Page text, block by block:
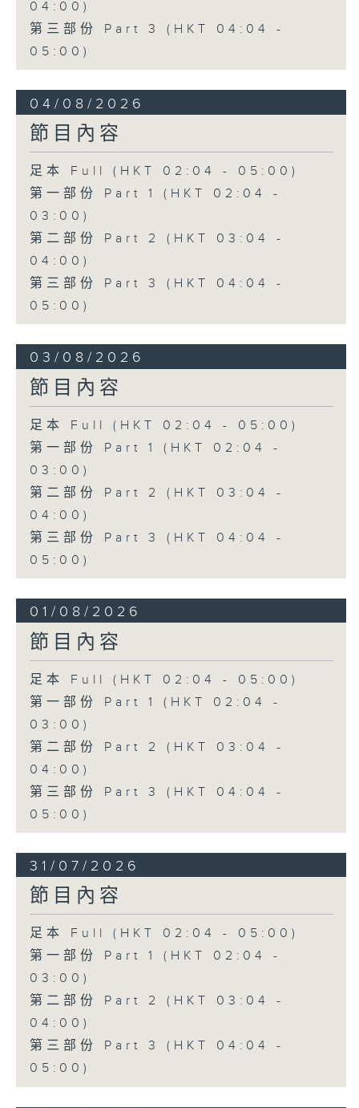
04:00)
第三部份 Part 3 (HKT 04:04 -
05:00)
04/08/2026
節目內容
足本 Full (HKT 02:04 - 05:00)
第一部份 Part 1 (HKT 02:04 -
03:00)
第二部份 Part 2 (HKT 03:04 -
04:00)
第三部份 Part 3 (HKT 04:04 -
05:00)
03/08/2026
節目內容
足本 Full (HKT 02:04 - 05:00)
第一部份 Part 1 (HKT 02:04 -
03:00)
第二部份 Part 2 (HKT 03:04 -
04:00)
第三部份 Part 3 (HKT 04:04 -
05:00)
01/08/2026
節目內容
足本 Full (HKT 02:04 - 05:00)
第一部份 Part 1 (HKT 02:04 -
03:00)
第二部份 Part 2 (HKT 03:04 -
04:00)
第三部份 Part 3 (HKT 04:04 -
05:00)
31/07/2026
節目內容
足本 Full (HKT 02:04 - 05:00)
第一部份 Part 1 (HKT 02:04 -
03:00)
第二部份 Part 2 (HKT 03:04 -
04:00)
第三部份 Part 3 (HKT 04:04 -
05:00)